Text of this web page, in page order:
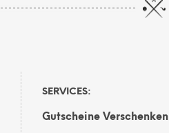
SERVICES:
Gutscheine Verschenken